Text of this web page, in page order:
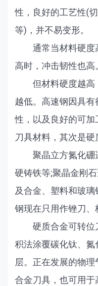
性，良好的工艺性(
等)，并不易变形。
通常当材料硬度
高时，冲击韧性也高
但材料硬度越高
越低。高速钢因具
性，以及良好的可
刀具材料，其次是硬
聚晶立方氮化硼
硬铸铁等;聚晶金刚
及合金、塑料和玻
钢现在只用作锉刀、
硬质合金可转位
积法涂覆碳化钛、
层。正在发展的物
合金刀具，也可用